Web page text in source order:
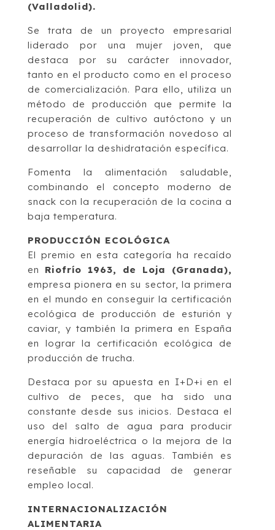
(Valladolid).
Se trata de un proyecto empresarial
liderado por una mujer joven, que
destaca por su carácter innovador,
tanto en el producto como en el proceso
de comercialización. Para ello, utiliza un
método de producción que permite la
recuperación de cultivo autóctono y un
proceso de transformación novedoso al
desarrollar la deshidratación específica.
Fomenta la alimentación saludable,
combinando el concepto moderno de
snack con la recuperación de la cocina a
baja temperatura.
PRODUCCIÓN ECOLÓGICA
El premio en esta categoría ha recaído
en Riofrío 1963, de Loja (Granada),
empresa pionera en su sector, la primera
en el mundo en conseguir la certificación
ecológica de producción de esturión y
caviar, y también la primera en España
en lograr la certificación ecológica de
producción de trucha.
Destaca por su apuesta en I+D+i en el
cultivo de peces, que ha sido una
constante desde sus inicios. Destaca el
uso del salto de agua para producir
energía hidroeléctrica o la mejora de la
depuración de las aguas. También es
reseñable su capacidad de generar
empleo local.
INTERNACIONALIZACIÓN
ALIMENTARIA